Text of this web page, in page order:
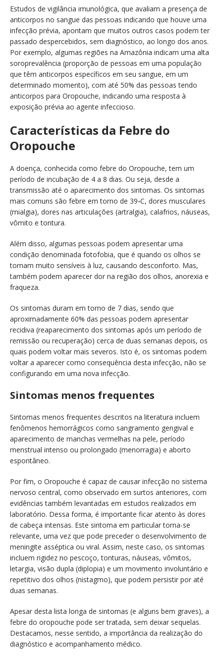
Estudos de vigilância imunológica, que avaliam a presença de
anticorpos no sangue das pessoas indicando que houve uma
infecção prévia, apontam que muitos outros casos podem ter
passado despercebidos, sem diagnóstico, ao longo dos anos.
Por exemplo, algumas regiões na Amazônia indicam uma alta
soroprevalência (proporção de pessoas em uma população
que têm anticorpos específicos em seu sangue, em um
determinado momento), com até 50% das pessoas tendo
anticorpos para Oropouche, indicando uma resposta à
exposição prévia ao agente infeccioso.
Características da Febre do
Oropouche
A doença, conhecida como febre do Oropouche, tem um
período de incubação de 4 a 8 dias. Ou seja, desde a
transmissão até o aparecimento dos sintomas. Os sintomas
mais comuns são febre em torno de 39॰C, dores musculares
(mialgia), dores nas articulações (artralgia), calafrios, náuseas,
vômito e tontura.
Além disso, algumas pessoas podem apresentar uma
condição denominada fotofobia, que é quando os olhos se
tornam muito sensíveis à luz, causando desconforto. Mas,
também podem aparecer dor na região dos olhos, anorexia e
fraqueza.
Os sintomas duram em torno de 7 dias, sendo que
aproximadamente 60% das pessoas podem apresentar
recidiva (reaparecimento dos sintomas após um período de
remissão ou recuperação) cerca de duas semanas depois, os
quais podem voltar mais severos. Isto é, os sintomas podem
voltar a aparecer como consequência desta infecção, não se
configurando em uma nova infecção.
Sintomas menos frequentes
Sintomas menos frequentes descritos na literatura incluem
fenômenos hemorrágicos como sangramento gengival e
aparecimento de manchas vermelhas na pele, período
menstrual intenso ou prolongado (menorragia) e aborto
espontâneo.
Por fim, o Oropouche é capaz de causar infecção no sistema
nervoso central, como observado em surtos anteriores, com
evidências também levantadas em estudos realizados em
laboratório. Dessa forma, é importante ficar atento às dores
de cabeça intensas. Este sintoma em particular torna-se
relevante, uma vez que pode preceder o desenvolvimento de
meningite asséptica ou viral. Assim, neste caso, os sintomas
incluem rigidez no pescoço, tonturas, náuseas, vômitos,
letargia, visão dupla (diplopia) e um movimento involuntário e
repetitivo dos olhos (nistagmo), que podem persistir por até
duas semanas.
Apesar desta lista longa de sintomas (e alguns bem graves), a
febre do oropouche pode ser tratada, sem deixar sequelas.
Destacamos, nesse sentido, a importância da realização do
diagnóstico e acompanhamento médico.